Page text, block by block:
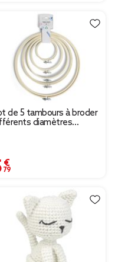
€
de 5 tambours à broder
diamètres
€